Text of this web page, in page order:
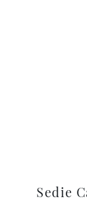
Sedie